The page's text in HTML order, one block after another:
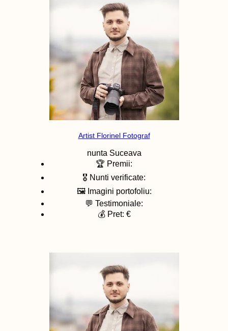
Artist Florinel Fotograf
nunta Suceava
🏆 Premii:
🎖️ Nunti verificate:
🖼️ Imagini portofoliu:
💬 Testimoniale:
💰 Pret: €